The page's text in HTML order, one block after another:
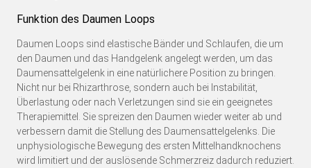
Funktion des Daumen Loops
Daumen Loops sind elastische Bänder und Schlaufen, die um
den Daumen und das Handgelenk angelegt werden, um das
Daumensattelgelenk in eine natürlichere Position zu bringen.
Nicht nur bei Rhizarthrose, sondern auch bei Instabilität,
Überlastung oder nach Verletzungen sind sie ein geeignetes
Therapiemittel. Sie spreizen den Daumen wieder weiter ab und
verbessern damit die Stellung des Daumensattelgelenks. Die
unphysiologische Bewegung des ersten Mittelhandknochens
wird limitiert und der auslösende Schmerzreiz dadurch reduziert.